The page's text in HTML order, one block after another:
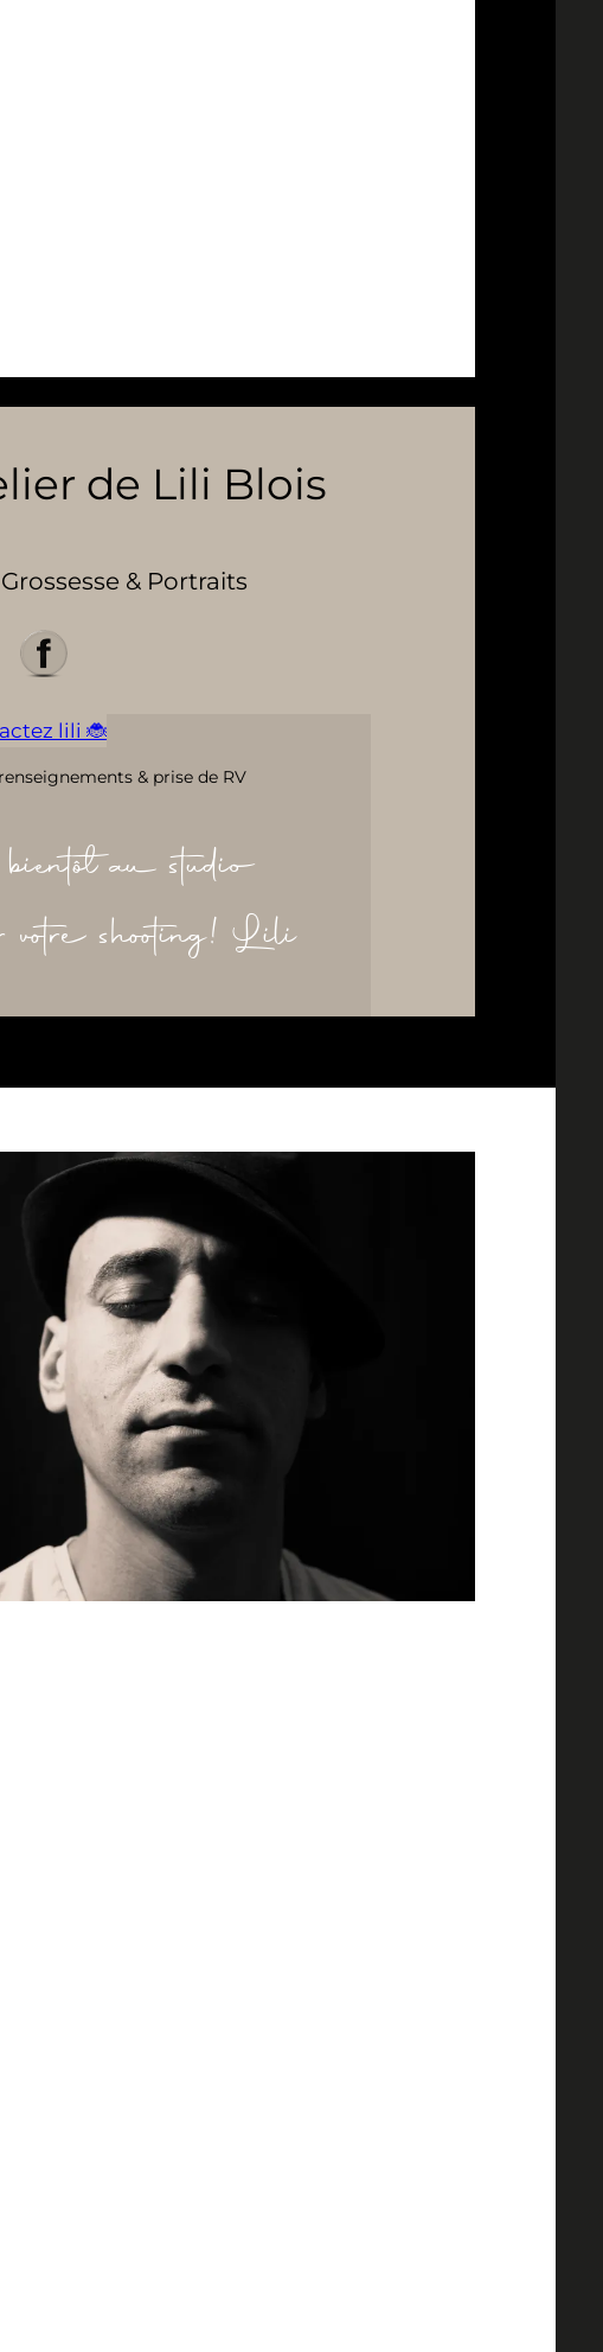
de Lili Blois
& Portraits
lili 🐞
& prise de RV
au studio
votre shooting! Lili